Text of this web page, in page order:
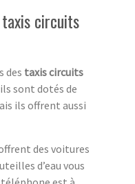
taxis circuits
des taxis circuits
sont dotés de
ils offrent aussi
des voitures
d’eau vous